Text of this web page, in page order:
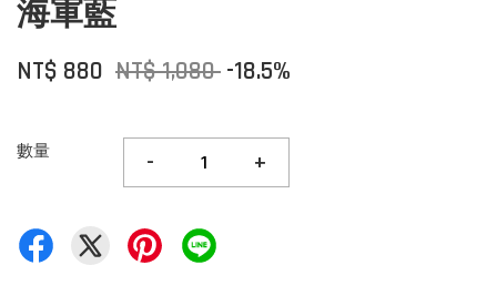
海軍藍
NT$ 880 NT$ 1,080 -18.5%
數量 - +